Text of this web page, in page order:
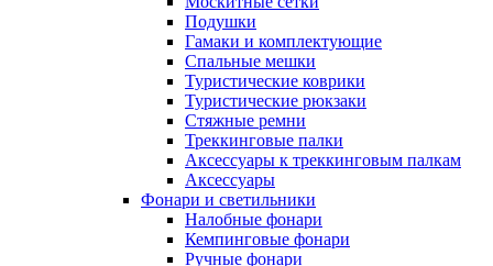
Подушки
Гамаки и комплектующие
Спальные мешки
Туристические коврики
Туристические рюкзаки
Стяжные ремни
Треккинговые палки
Аксессуары к треккинговым палкам
Аксессуары
Фонари и светильники
Налобные фонари
Кемпинговые фонари
Ручные фонари